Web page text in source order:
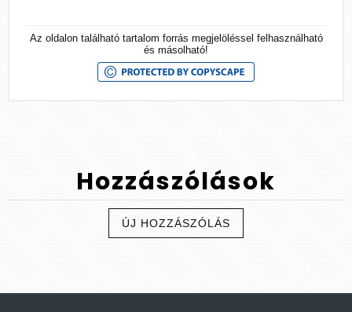
Az oldalon található tartalom forrás megjelöléssel felhasználható
és másolható!
Hozzászólások
ÚJ HOZZÁSZÓLÁS